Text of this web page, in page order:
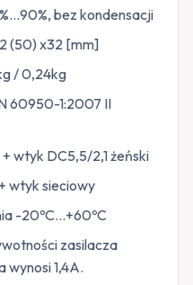
bez kondensacji
(50) x32 [mm]
/ 0,24kg
60950-1:2007 II
wtyk DC5,5/2,1 żeński
wtyk sieciowy
-20ºC…+60ºC
zasilacza
wynosi 1,4A.